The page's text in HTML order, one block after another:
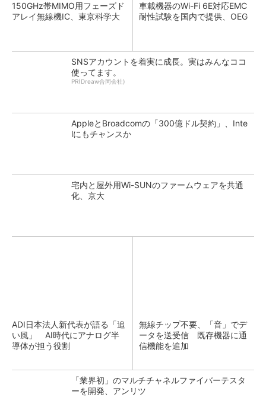
150GHz帯MIMO用フェーズド
アレイ無線機IC、東京科学大
車載機器のWi-Fi 6E対応EMC
耐性試験を国内で提供、OEG
SNSアカウントを着実に成長。実はみんなココ
使ってます。
PR(Dreaw合同会社)
AppleとBroadcomの「300億ドル契約」、Inte
lにもチャンスか
宅内と屋外用Wi-SUNのファームウェアを共通
化、京大
ADI日本法人新代表が語る「追
い風」 AI時代にアナログ半
導体が担う役割
無線チップ不要、「音」でデ
ータを送受信 既存機器に通
信機能を追加
「業界初」のマルチチャネルファイバーテスタ
ーを開発、アンリツ